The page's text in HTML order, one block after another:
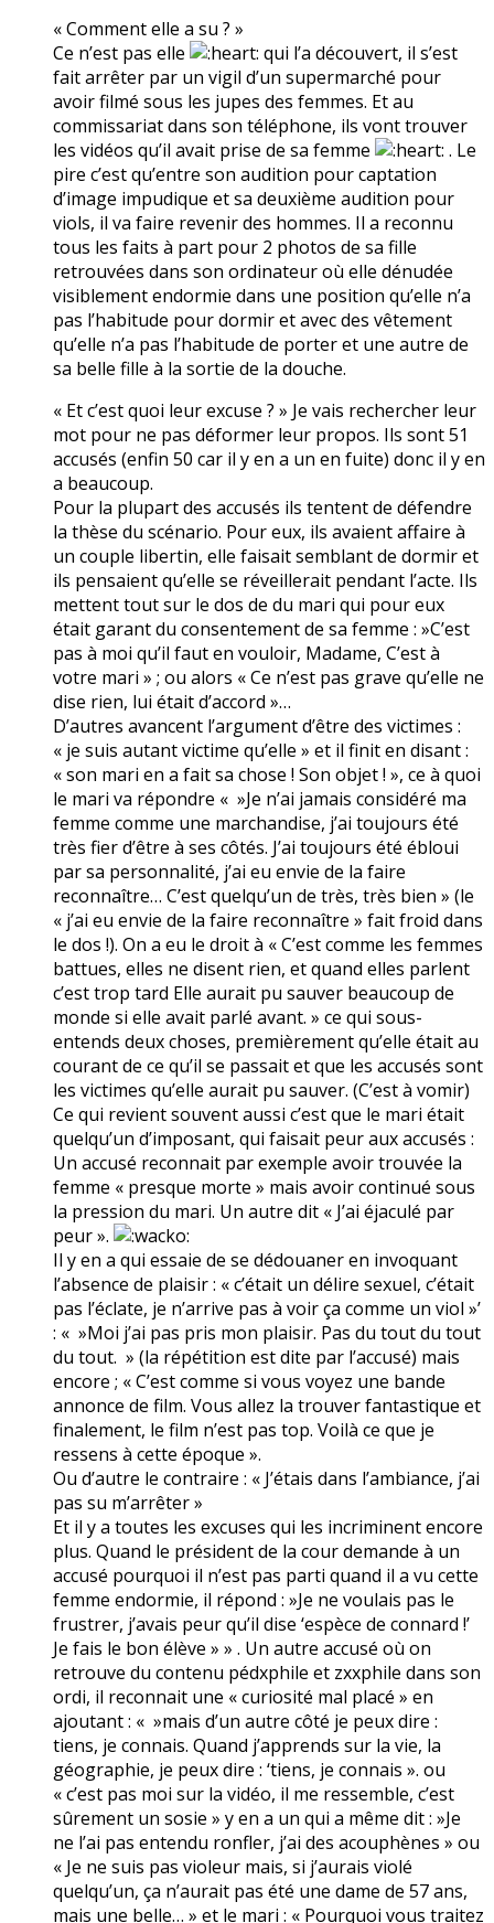
« Comment elle a su ? »
Ce n’est pas elle
qui l’a découvert, il s’est
fait arrêter par un vigil d’un supermarché pour
avoir filmé sous les jupes des femmes. Et au
commissariat dans son téléphone, ils vont trouver
les vidéos qu’il avait prise de sa femme
. Le
pire c’est qu’entre son audition pour captation
d’image impudique et sa deuxième audition pour
viols, il va faire revenir des hommes. Il a reconnu
tous les faits à part pour 2 photos de sa fille
retrouvées dans son ordinateur où elle dénudée
visiblement endormie dans une position qu’elle n’a
pas l’habitude pour dormir et avec des vêtement
qu’elle n’a pas l’habitude de porter et une autre de
sa belle fille à la sortie de la douche.
« Et c’est quoi leur excuse ? » Je vais rechercher leur
mot pour ne pas déformer leur propos. Ils sont 51
accusés (enfin 50 car il y en a un en fuite) donc il y en
a beaucoup.
Pour la plupart des accusés ils tentent de défendre
la thèse du scénario. Pour eux, ils avaient affaire à
un couple libertin, elle faisait semblant de dormir et
ils pensaient qu’elle se réveillerait pendant l’acte. Ils
mettent tout sur le dos de du mari qui pour eux
était garant du consentement de sa femme : »C’est
pas à moi qu’il faut en vouloir, Madame, C’est à
votre mari » ; ou alors « Ce n’est pas grave qu’elle ne
dise rien, lui était d’accord »…
D’autres avancent l’argument d’être des victimes :
« je suis autant victime qu’elle » et il finit en disant :
« son mari en a fait sa chose ! Son objet ! », ce à quoi
le mari va répondre « »Je n’ai jamais considéré ma
femme comme une marchandise, j’ai toujours été
très fier d’être à ses côtés. J’ai toujours été ébloui
par sa personnalité, j’ai eu envie de la faire
reconnaître… C’est quelqu’un de très, très bien » (le
« j’ai eu envie de la faire reconnaître » fait froid dans
le dos !). On a eu le droit à « C’est comme les femmes
battues, elles ne disent rien, et quand elles parlent
c’est trop tard Elle aurait pu sauver beaucoup de
monde si elle avait parlé avant. » ce qui sous-
entends deux choses, premièrement qu’elle était au
courant de ce qu’il se passait et que les accusés sont
les victimes qu’elle aurait pu sauver. (C’est à vomir)
Ce qui revient souvent aussi c’est que le mari était
quelqu’un d’imposant, qui faisait peur aux accusés :
Un accusé reconnait par exemple avoir trouvée la
femme « presque morte » mais avoir continué sous
la pression du mari. Un autre dit « J’ai éjaculé par
peur ».
Il y en a qui essaie de se dédouaner en invoquant
l’absence de plaisir : « c’était un délire sexuel, c’était
pas l’éclate, je n’arrive pas à voir ça comme un viol »’
: « »Moi j’ai pas pris mon plaisir. Pas du tout du tout
du tout. » (la répétition est dite par l’accusé) mais
encore ; « C’est comme si vous voyez une bande
annonce de film. Vous allez la trouver fantastique et
finalement, le film n’est pas top. Voilà ce que je
ressens à cette époque ».
Ou d’autre le contraire : « J’étais dans l’ambiance, j’ai
pas su m’arrêter »
Et il y a toutes les excuses qui les incriminent encore
plus. Quand le président de la cour demande à un
accusé pourquoi il n’est pas parti quand il a vu cette
femme endormie, il répond : »Je ne voulais pas le
frustrer, j’avais peur qu’il dise ‘espèce de connard !’
Je fais le bon élève » » . Un autre accusé où on
retrouve du contenu pédxphile et zxxphile dans son
ordi, il reconnait une « curiosité mal placé » en
ajoutant : « »mais d’un autre côté je peux dire :
tiens, je connais. Quand j’apprends sur la vie, la
géographie, je peux dire : ‘tiens, je connais ». ou
« c’est pas moi sur la vidéo, il me ressemble, c’est
sûrement un sosie » y en a un qui a même dit : »Je
ne l’ai pas entendu ronfler, j’ai des acouphènes » ou
« Je ne suis pas violeur mais, si j’aurais violé
quelqu’un, ça n’aurait pas été une dame de 57 ans,
mais une belle… » et le mari : « Pourquoi vous traitez